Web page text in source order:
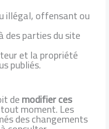
illégal, offensant ou
des parties du site
et la propriété
publiés.
demodifier ces
moment. Les
des changements